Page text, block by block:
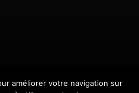
améliorer votre navigation sur